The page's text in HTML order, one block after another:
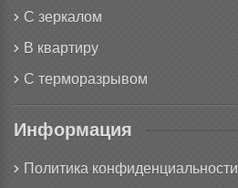
С зеркалом
В квартиру
С терморазрывом
Информация
Политика конфиденциальности